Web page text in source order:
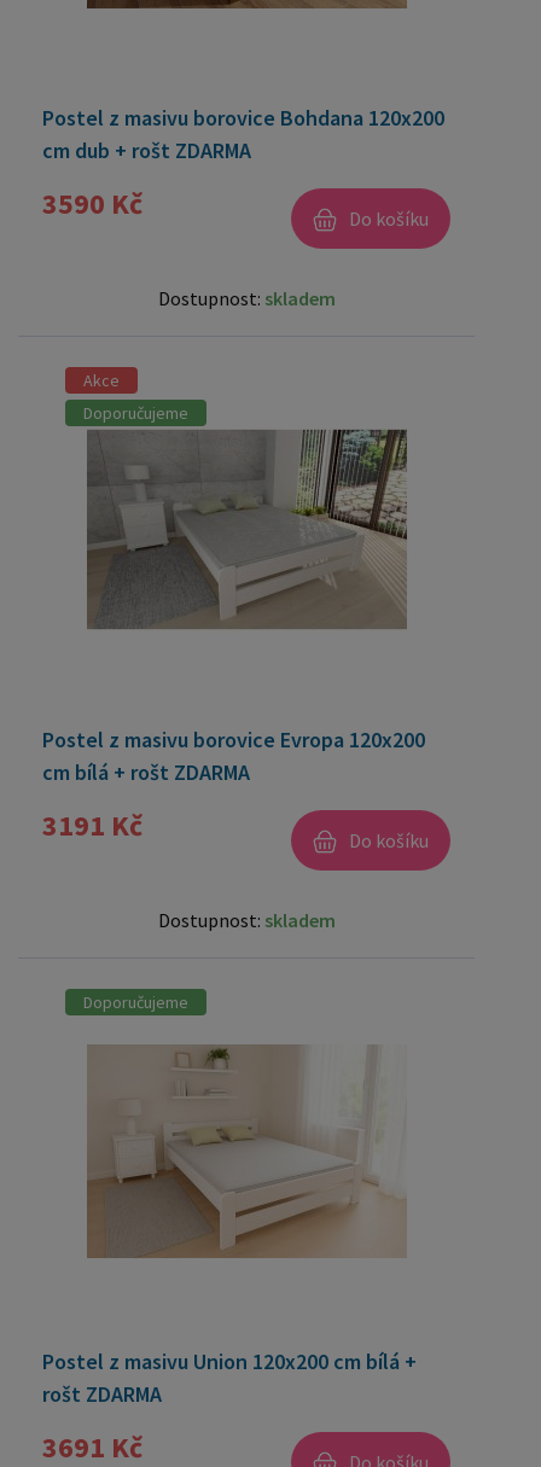
Postel z masivu borovice Bohdana 120x200
cm dub + rošt ZDARMA
3590 Kč Do košíku
Dostupnost: skladem
Akce
Doporučujeme
Postel z masivu borovice Evropa 120x200
cm bílá + rošt ZDARMA
3191 Kč Do košíku
Dostupnost: skladem
Doporučujeme
Postel z masivu Union 120x200 cm bílá +
rošt ZDARMA
3691 Kč Do košíku